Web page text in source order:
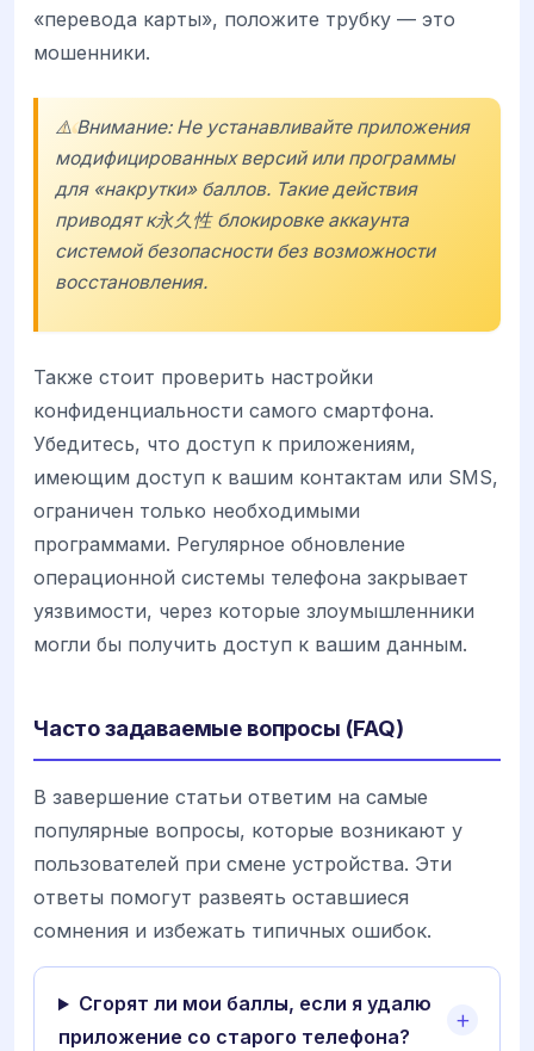
«перевода карты», положите трубку — это
мошенники.
⚠️ Внимание: Не устанавливайте приложения
модифицированных версий или программы
для «накрутки» баллов. Такие действия
приводят к永久性 блокировке аккаунта
системой безопасности без возможности
восстановления.
Также стоит проверить настройки
конфиденциальности самого смартфона.
Убедитесь, что доступ к приложениям,
имеющим доступ к вашим контактам или SMS,
ограничен только необходимыми
программами. Регулярное обновление
операционной системы телефона закрывает
уязвимости, через которые злоумышленники
могли бы получить доступ к вашим данным.
Часто задаваемые вопросы (FAQ)
В завершение статьи ответим на самые
популярные вопросы, которые возникают у
пользователей при смене устройства. Эти
ответы помогут развеять оставшиеся
сомнения и избежать типичных ошибок.
Сгорят ли мои баллы, если я удалю
приложение со старого телефона?